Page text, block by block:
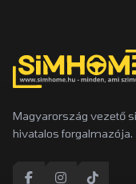
Magyarország vezető
hivatalos forgalmazója.